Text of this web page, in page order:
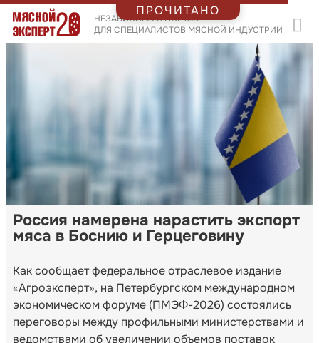
НЕЗАВИСИМЫЙ ПОРТАЛ
ДЛЯ СПЕЦИАЛИСТОВ МЯСНОЙ ИНДУСТРИИ
Россия намерена нарастить экспорт
мяса в Боснию и Герцеговину
Как сообщает федеральное отраслевое издание
«Агроэксперт», на Петербургском международном
экономическом форуме (ПМЭФ-2026) состоялись
переговоры между профильными министерствами и
ведомствами об увеличении объемов поставок
ПРОЧИТАНО